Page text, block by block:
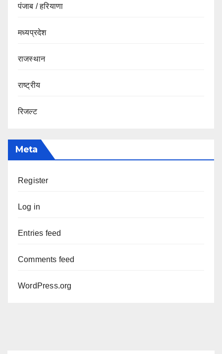
पंजाब / हरियाणा
मध्यप्रदेश
राजस्थान
राष्ट्रीय
रिजल्ट
Meta
Register
Log in
Entries feed
Comments feed
WordPress.org